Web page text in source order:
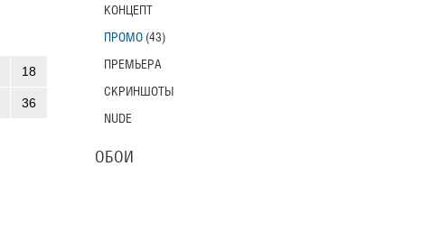
18
36
КОНЦЕПТ
ПРОМО (43)
ПРЕМЬЕРА
СКРИНШОТЫ
NUDE
ОБОИ